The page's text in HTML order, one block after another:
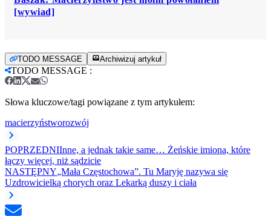
[wywiad]
TODO MESSAGE Archiwizuj artykuł
TODO MESSAGE :
Słowa kluczowe/tagi powiązane z tym artykułem:
macierzyństworozwój
POPRZEDNIInne, a jednak takie same… Żeńskie imiona, które
łączy więcej, niż sądzicie
NASTĘPNY„Mała Częstochowa”. Tu Maryję nazywa się
Uzdrowicielką chorych oraz Lekarką duszy i ciała